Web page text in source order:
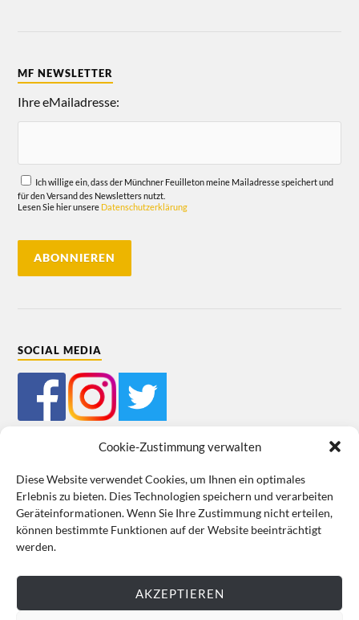
Cookie-Zustimmung verwalten
Diese Website verwendet Cookies, um Ihnen ein optimales
Erlebnis zu bieten. Dies Technologien speichern und verarbeiten
Geräteinformationen. Wenn Sie Ihre Zustimmung nicht erteilen,
können bestimmte Funktionen auf der Website beeinträchtigt
werden.
AKZEPTIEREN
MF NEWSLETTER
Ihre eMailadresse:
Ich willige ein, dass der Münchner Feuilleton meine Mailadresse speichert und
für den Versand des Newsletters nutzt.
Lesen Sie hier unsere Datenschutzerklärung
SOCIAL MEDIA
Mein Bestellkonto Kundeninformationen Datenschutz
Cookie-Richtlinie (EU) Impressum
VERTRAG WIDERRUFEN